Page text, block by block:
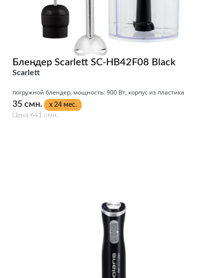
Блендер Scarlett SC-HB42F08 Black
Scarlett
погружной блендер, мощность: 900 Вт, корпус из пластика
35 смн.
x 24 мес.
Цена 641 смн.